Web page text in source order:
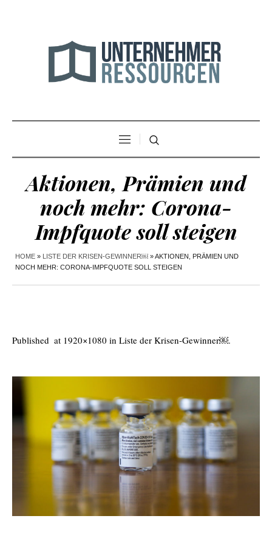
Aktionen, Prämien und
noch mehr: Corona-
Impfquote soll steigen
HOME » LISTE DER KRISEN-GEWINNER￼ »AKTIONEN, PRÄMIEN UND
NOCH MEHR: CORONA-IMPFQUOTE SOLL STEIGEN
Published at 1920×1080 in Liste der Krisen-Gewinner￼.